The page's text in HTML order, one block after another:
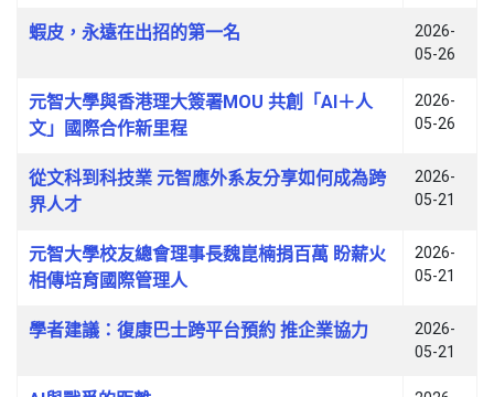
蝦皮，永遠在出招的第一名
2026-
05-26
元智大學與香港理大簽署MOU 共創「AI＋人
文」國際合作新里程
2026-
05-26
從文科到科技業 元智應外系友分享如何成為跨
界人才
2026-
05-21
元智大學校友總會理事長魏崑楠捐百萬 盼薪火
相傳培育國際管理人
2026-
05-21
學者建議：復康巴士跨平台預約 推企業協力
2026-
05-21